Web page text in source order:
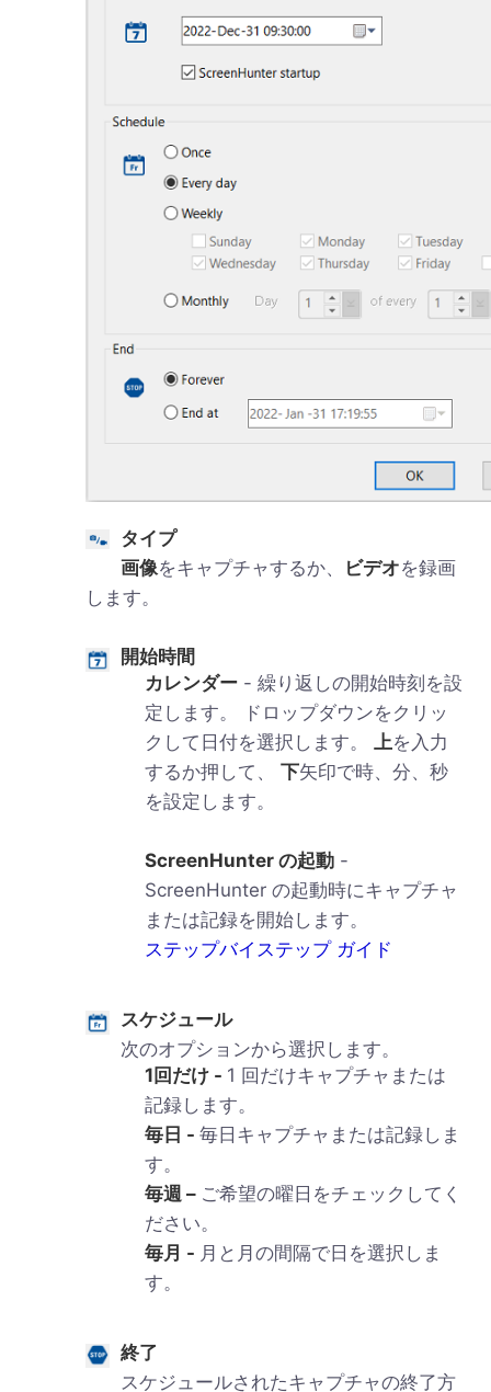
タイプ
画像をキャプチャするか、 ビデオを録画
します。
開始時間
カレンダー- 繰り返しの開始時刻を設
定します。 ドロップダウンをクリッ
クして日付を選択します。
上を入力
するか押して、 下矢印で時、分、秒
を設定します。
ScreenHunter の起動-
ScreenHunter の起動時にキャプチャ
または記録を開始します。
ステップバイステップ ガイド
スケジュール
次のオプションから選択します。
1回だけ - 1 回だけキャプチャまたは
記録します。
毎日 - 毎日キャプチャまたは記録しま
す。
毎週 – ご希望の曜日をチェックしてく
ださい。
毎月 - 月と月の間隔で日を選択しま
す。
終了
スケジュールされたキャプチャの終了方